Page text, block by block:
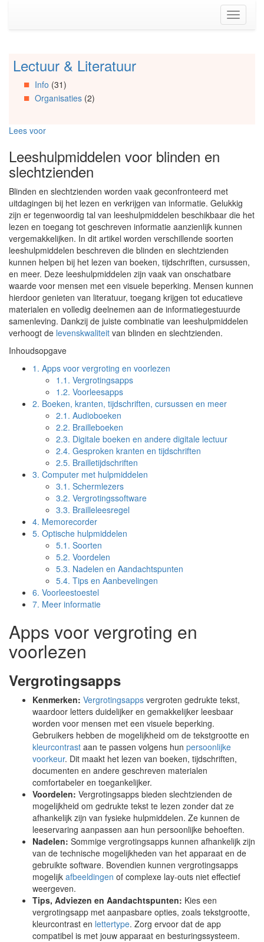
(Accesskey
Toggle
Spring
Artikels
Spring
Spring
Organisaties
Spring
Social
media
Lectuur & Literatuur
Info (31)
Organisaties(2)
Lees voor
Leeshulpmiddelen voor blinden en
slechtzienden
Blinden en slechtzienden worden vaak geconfronteerd met
uitdagingen bij het lezen en verkrijgen van informatie. Gelukkig
zijn er tegenwoordig tal van leeshulpmiddelen beschikbaar die het
lezen en toegang tot geschreven informatie aanzienlijk kunnen
vergemakkelijken. In dit artikel worden verschillende soorten
leeshulpmiddelen beschreven die blinden en slechtzienden
kunnen helpen bij het lezen van boeken, tijdschriften, cursussen,
en meer. Deze leeshulpmiddelen zijn vaak van onschatbare
waarde voor mensen met een visuele beperking. Mensen kunnen
hierdoor genieten van literatuur, toegang krijgen tot educatieve
materialen en volledig deelnemen aan de informatiegestuurde
samenleving. Dankzij de juiste combinatie van leeshulpmiddelen
verhoogt de levenskwaliteit van blinden en slechtzienden.
Inhoudsopgave
1. Apps voor vergroting en voorlezen
1.1. Vergrotingsapps
1.2. Voorleesapps
2. Boeken, kranten, tijdschriften, cursussen en meer
2.1. Audioboeken
2.2. Brailleboeken
2.3. Digitale boeken en andere digitale lectuur
2.4. Gesproken kranten en tijdschriften
2.5. Brailletijdschriften
3. Computer met hulpmiddelen
3.1. Schermlezers
3.2. Vergrotingssoftware
3.3. Brailleleesregel
4. Memorecorder
5. Optische hulpmiddelen
5.1. Soorten
5.2. Voordelen
5.3. Nadelen en Aandachtspunten
5.4. Tips en Aanbevelingen
6. Voorleestoestel
7. Meer informatie
Apps voor vergroting en
voorlezen
Vergrotingsapps
Kenmerken: Vergrotingsapps vergroten gedrukte tekst,
waardoor letters duidelijker en gemakkelijker leesbaar
worden voor mensen met een visuele beperking.
Gebruikers hebben de mogelijkheid om de tekstgrootte en
kleurcontrast aan te passen volgens hun persoonlijke
voorkeur. Dit maakt het lezen van boeken, tijdschriften,
documenten en andere geschreven materialen
comfortabeler en toegankelijker.
Voordelen: Vergrotingsapps bieden slechtzienden de
mogelijkheid om gedrukte tekst te lezen zonder dat ze
afhankelijk zijn van fysieke hulpmiddelen. Ze kunnen de
leeservaring aanpassen aan hun persoonlijke behoeften.
Nadelen: Sommige vergrotingsapps kunnen afhankelijk zijn
van de technische mogelijkheden van het apparaat en de
gebruikte software. Bovendien kunnen vergrotingsapps
mogelijk afbeeldingen of complexe lay-outs niet effectief
weergeven.
Tips, Adviezen en Aandachtspunten: Kies een
vergrotingsapp met aanpasbare opties, zoals tekstgrootte,
kleurcontrast en lettertype. Zorg ervoor dat de app
compatibel is met jouw apparaat en besturingssysteem.